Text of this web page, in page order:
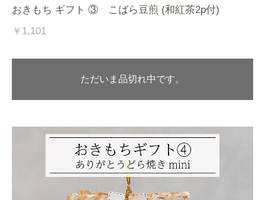
おきもち ギフト ③ こばら豆煎 (和紅茶2p付)
￥1,101
ただいま品切れ中です。